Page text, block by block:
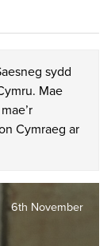
sydd
Mae
Cymraeg ar
6th November